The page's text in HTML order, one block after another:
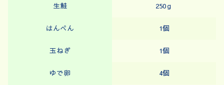
生鮭 250ｇ
はんぺん 1個
玉ねぎ 1個
ゆで卵 4個